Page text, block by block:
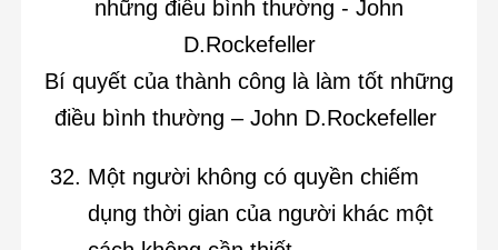
Bí quyết của thành công là làm tốt những
điều bình thường – John D.Rockefeller
Một người không có quyền chiếm
dụng thời gian của người khác một